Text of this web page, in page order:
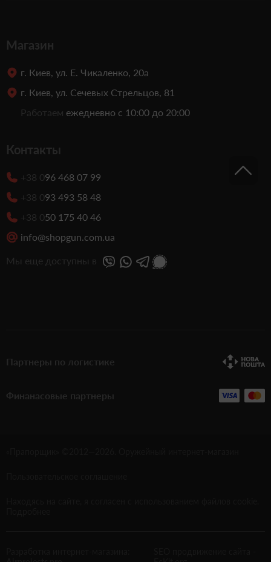
Магазин
г. Киев, ул. Е. Чикаленко, 20а
г. Киев, ул. Сечевых Стрельцов, 81
Работаем ежедневно с 10:00 до 20:00
Контакты
+38 096 468 07 99
+38 093 493 58 48
+38 050 175 40 46
info@shopgun.com.ua
Мы еще доступны в
Партнеры по логистике
Финанасовые партнеры